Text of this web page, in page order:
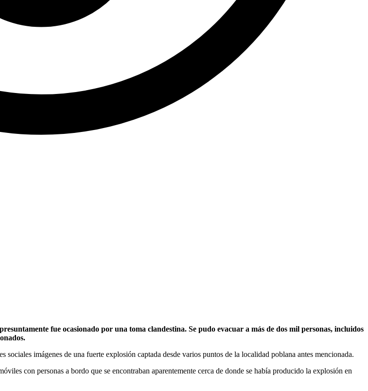
fue ocasionado por una toma clandestina. Se pudo evacuar a más de dos mil personas, incluidos
imágenes de una fuerte explosión captada desde varios puntos de la localidad poblana antes mencionada.
con personas a bordo que se encontraban aparentemente cerca de donde se había producido la explosión en